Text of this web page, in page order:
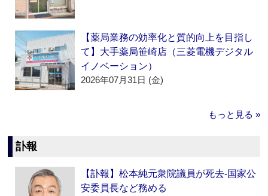
【薬局業務の効率化と質的向上を目指し
て】大手薬局笹崎店（三菱電機デジタル
イノベーション）
2026年07月31日 (金)
もっと見る »
訃報
【訃報】松本純元衆院議員が死去‐国家公
安委員長など務める